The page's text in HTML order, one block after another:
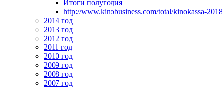
Итоги полугодия
http://www.kinobusiness.com/total/kinokassa-
2014 год
2013 год
2012 год
2011 год
2010 год
2009 год
2008 год
2007 год